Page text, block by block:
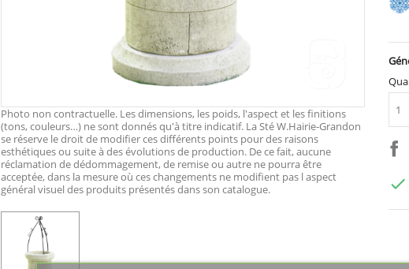
Photo non contractuelle. Les dimensions, les poids, l'aspect et les finitions
(tons, couleurs…) ne sont donnés qu'à titre indicatif. La Sté W.Hairie-Grandon
se réserve le droit de modifier ces différents points pour des raisons
esthétiques ou suite à des évolutions de production. De ce fait, aucune
réclamation de dédommagement, de remise ou autre ne pourra être
acceptée, dans la mesure où ces changements ne modifient pas l aspect
général visuel des produits présentés dans son catalogue.
